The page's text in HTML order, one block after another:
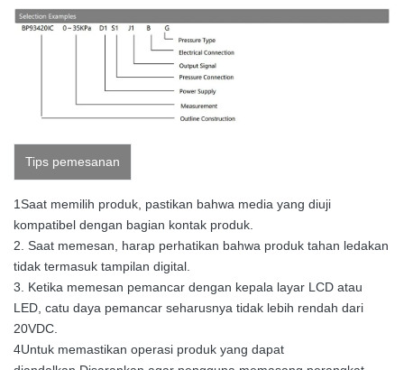
Tips pemesanan
1Saat memilih produk, pastikan bahwa media yang diuji
kompatibel dengan bagian kontak produk.
2. Saat memesan, harap perhatikan bahwa produk tahan ledakan
tidak termasuk tampilan digital.
3. Ketika memesan pemancar dengan kepala layar LCD atau
LED, catu daya pemancar seharusnya tidak lebih rendah dari
20VDC.
4Untuk memastikan operasi produk yang dapat